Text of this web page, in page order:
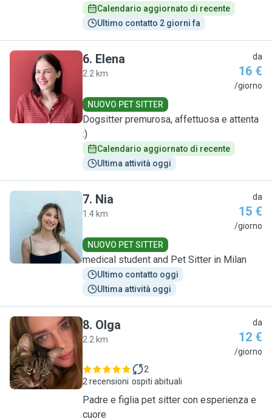
Calendario aggiornato di recente
Ultimo contatto 2 giorni fa
E
6. Elena
2.2 km
da
16 €
/giorno
NUOVO PET SITTER
Dogsitter premurosa, affettuosa e attenta
:)
Calendario aggiornato di recente
Ultima attività oggi
N
7. Nia
1.4 km
da
15 €
/giorno
NUOVO PET SITTER
medical student and Pet Sitter in Milan
Ultimo contatto oggi
Ultima attività oggi
O
8. Olga
2.2 km
da
12 €
/giorno
2 recensioni
2
ospiti abituali
Padre e figlia pet sitter con esperienza e
cuore